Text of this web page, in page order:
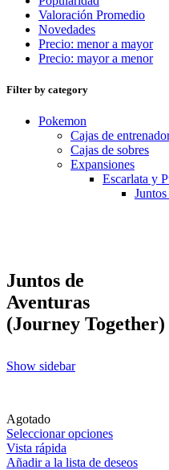
Valoración Promedio
Novedades
Precio: menor a mayor
Precio: mayor a menor
Filter by category
Pokemon
Cajas de
Cajas de sobres
Expansiones
Escarlata y
Juntos de
Aventuras
(Journey Together)
Show sidebar
Agotado
Seleccionar opcionesEste
tiene
Vista rápida
Añadir a la lista de deseos